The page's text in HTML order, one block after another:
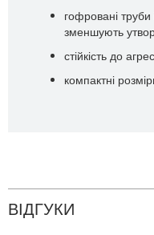
гофровані
зменшують
стійкість до
компактні
ВІДГУКИ